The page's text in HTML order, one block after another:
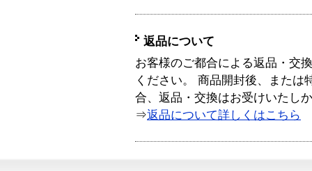
返品について
お客様のご都合による返品・交
ください。 商品開封後、または
合、返品・交換はお受けいたし
⇒返品について詳しくはこちら